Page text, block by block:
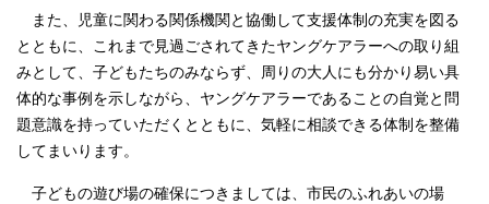
また、児童に関わる関係機関と協働して支援体制の充実を図る
とともに、これまで見過ごされてきたヤングケアラーへの取り組
みとして、子どもたちのみならず、周りの大人にも分かり易い具
体的な事例を示しながら、ヤングケアラーであることの自覚と問
題意識を持っていただくとともに、気軽に相談できる体制を整備
してまいります。
子どもの遊び場の確保につきましては、市民のふれあいの場